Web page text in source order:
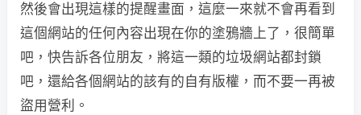
然後會出現這樣的提醒畫面，這麼一來就不會再看到
這個網站的任何內容出現在你的塗鴉牆上了，很簡單
吧，快告訴各位朋友，將這一類的垃圾網站都封鎖
吧，還給各個網站的該有的自有版權，而不要一再被
盜用營利。